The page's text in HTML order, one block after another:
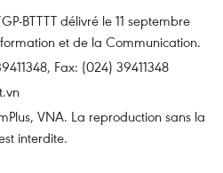
BTTTT délivré le 11 septembre
et de la Communication.
Fax: (024) 39411348
VNA. La reproduction sans la
interdite.